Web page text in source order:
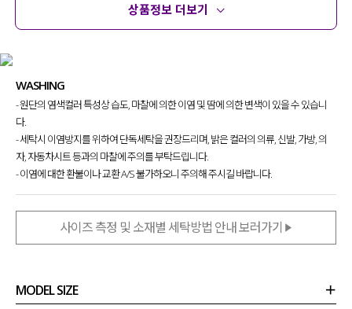
상품정보 더보기
WASHING
- 원단의 염색컬러 특성상 습도, 마찰에 의한 이염 및 땀에 의한 변색이 있을 수 있습니
다.
- 세탁시 이염방지를 위하여 단독세탁을 권장드리며, 밝은 컬러의 의류, 신발, 가방, 의
자, 자동차시트 등과의 마찰에 주의를 부탁드립니다.
- 이염에 대한 환불이나 교환 A/S 불가하오니 주의해 주시길 바랍니다.
사이즈 측정 및 소재별 세탁방법 안내 보러가기
MODEL SIZE